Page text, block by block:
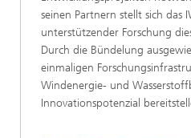
seinen Partnern stellt sich das
unterstützender Forschung
Durch die Bündelung
einmaligen
Windenergie- und
Innovationspotenzial